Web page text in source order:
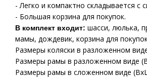
- Легко и компактно складывается с
- Большая корзина для покупок.
В комплект входит: шасси, люлька,
мамы, дождевик, корзина для
Размеры коляски в разложенном
Размеры рамы в разложенном виде
Размеры рамы в сложенном виде